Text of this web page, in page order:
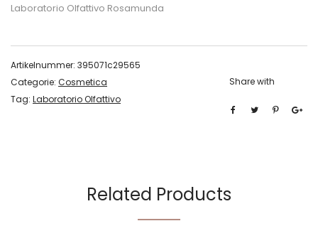
Laboratorio Olfattivo Rosamunda
Artikelnummer: 395071c29565
Categorie: Cosmetica
Tag: Laboratorio Olfattivo
Share with
Related Products